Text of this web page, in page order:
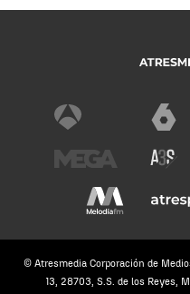
© Atresmedia Corporación de
13, 28703, S.S. de los Reyes,